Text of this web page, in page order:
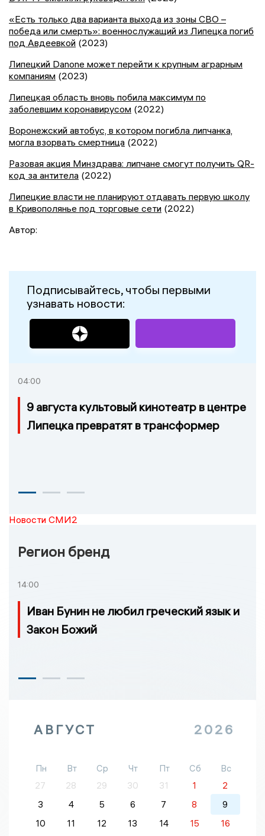
«Есть только два варианта выхода из зоны СВО –
победа или смерть»: военнослужащий из Липецка погиб
под Авдеевкой (2023)
Липецкий Danone может перейти к крупным аграрным
компаниям (2023)
Липецкая область вновь побила максимум по
заболевшим коронавирусом (2022)
Воронежский автобус, в котором погибла липчанка,
могла взорвать смертница (2022)
Разовая акция Минздрава: липчане смогут получить QR-
код за антитела (2022)
Липецкие власти не планируют отдавать первую школу
в Кривополянье под торговые сети (2022)
Автор:
Подписывайтесь, чтобы первыми
узнавать новости:
04:00
9 августа культовый кинотеатр в центре
Липецка превратят в трансформер
Новости СМИ2
Регион бренд
14:00
Иван Бунин не любил греческий язык и
Закон Божий
АВГУСТ 2026
Пн Вт Ср Чт Пт Сб
Вс
27
28 29 30 31 1
2
3
4 5 6 7 8
9
10
11 12 13 14 15
16